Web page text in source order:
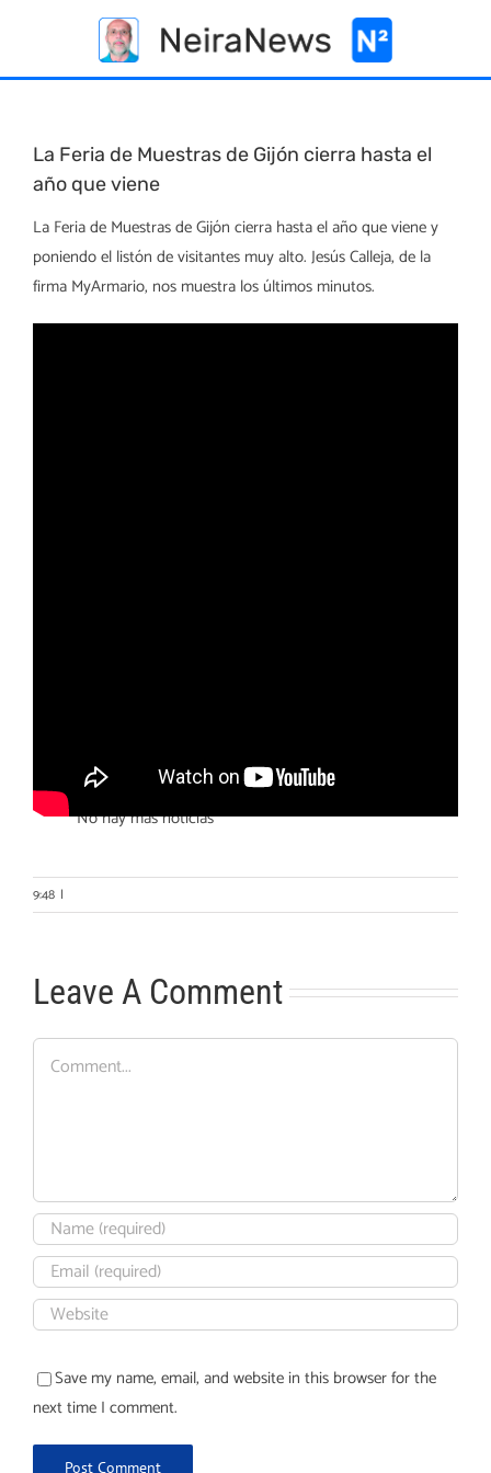
content
La Feria de Muestras de Gijón cierra hasta el
año que viene
La Feria de Muestras de Gijón cierra hasta el año que viene y
poniendo el listón de visitantes muy alto. Jesús Calleja, de la
firma MyArmario, nos muestra los últimos minutos.
Otras noticias
No hay más noticias
9:48 |
Leave A Comment
Comment
Save my name, email, and website in this browser for the
next time I comment.